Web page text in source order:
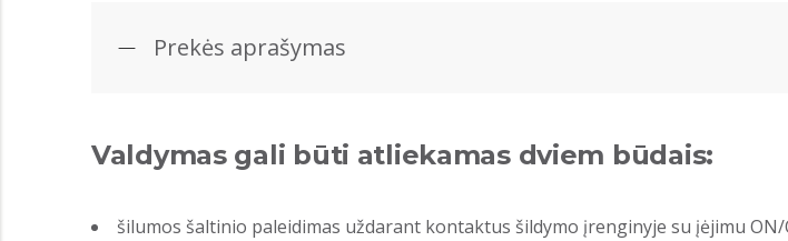
Prekės aprašymas
Valdymas gali būti atliekamas dviem būdais:
šilumos šaltinio paleidimas uždarant kontaktus šildymo įrenginyje su įėjimu